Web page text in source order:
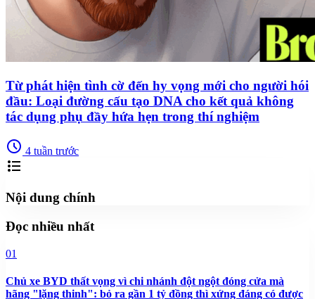
Từ phát hiện tình cờ đến hy vọng mới cho người hói
đầu: Loại đường cấu tạo DNA cho kết quả không
tác dụng phụ đầy hứa hẹn trong thí nghiệm
schedule 4 tuần trước
format_list_bulleted
Nội dung chính
Đọc nhiều nhất
01
Chủ xe BYD thất vọng vì chi nhánh đột ngột đóng cửa mà
hãng "lặng thinh": bỏ ra gần 1 tỷ đồng thì xứng đáng có được